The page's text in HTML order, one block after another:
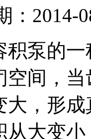
：2014-
积泵的
空间，
大，形
从大变